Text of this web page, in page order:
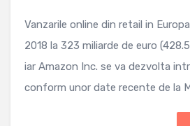
Vanzarile online din retail in
2018 la 323 miliarde de euro
iar Amazon Inc. se va dezvolta
conform unor date recente de la